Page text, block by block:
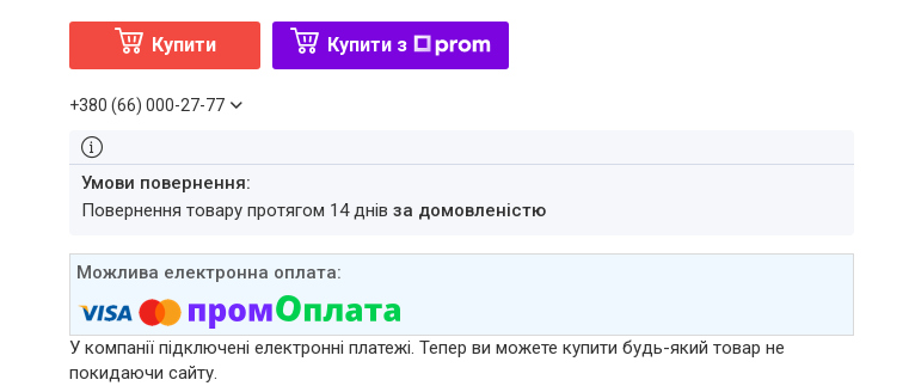
Купити Купити з
+380 (66) 000-27-77
повернення товару протягом 14 днівза домовленістю
У компанії підключені електронні платежі. Тепер ви можете купити будь-який товар не
покидаючи сайту.